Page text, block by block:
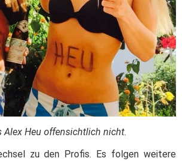
Alex Heu offensichtlich nicht.
zu den Profis. Es folgen weitere